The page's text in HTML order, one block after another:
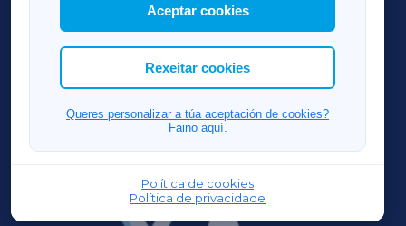
Así mesmo, podes personalizar a elección das
cookies que desexas permitir.
Aceptar cookies
Rexeitar cookies
Queres personalizar a túa aceptación de cookies?
Faino aquí.
Política de cookies
Política de privacidade
RIBEIRASACRAXA
ACORUÑAXA
FERROLXA
OURENSEXA